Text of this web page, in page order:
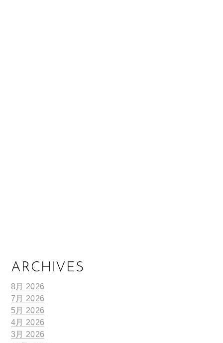
ARCHIVES
8月 2026
7月 2026
5月 2026
4月 2026
3月 2026